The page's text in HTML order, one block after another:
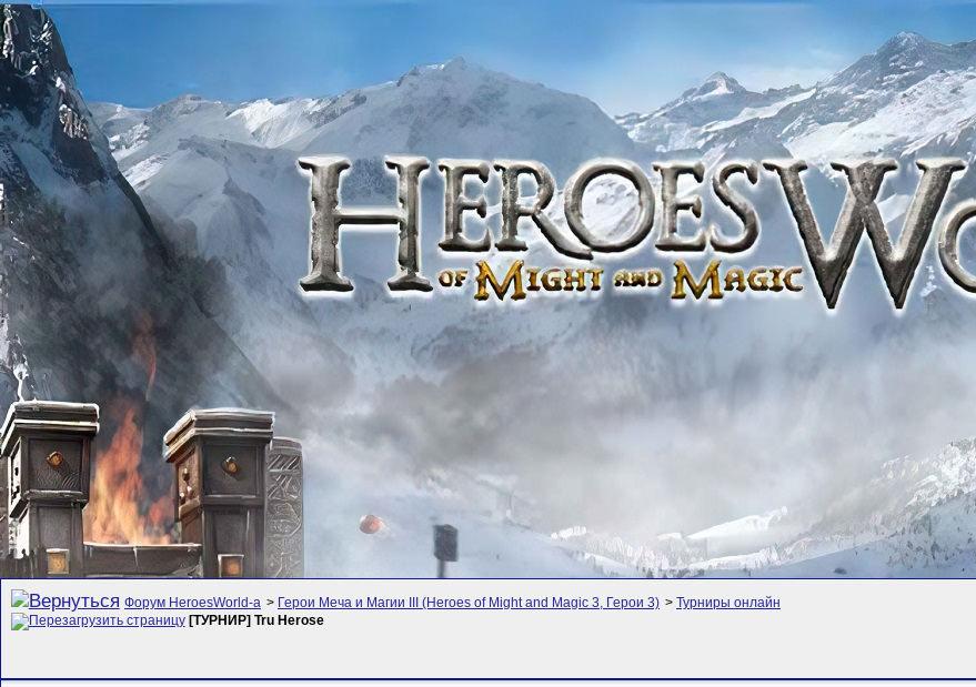
Форум HeroesWorld-а > Герои Меча и Магии III (Heroes of Might and Magic 3, Герои 3) > Турниры онлайн
[ТУРНИР] Tru Herose